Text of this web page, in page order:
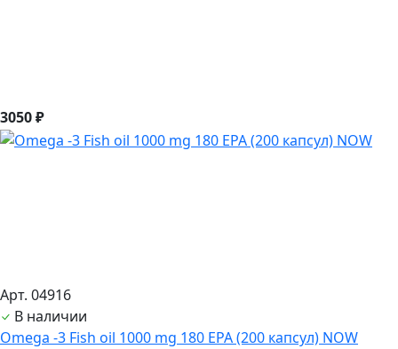
3050 ₽
Арт. 04916
В наличии
Оmega -3 Fish oil 1000 mg 180 EPA (200 капсул) NOW